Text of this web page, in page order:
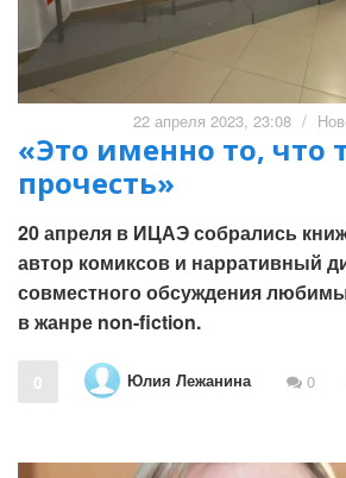
22 апреля 2023, 23:08 /
«Это именно то, что
прочесть»
20 апреля в ИЦАЭ собрались
автор комиксов и нарративный
совместного обсуждения
в жанре non-fiction.
0 Юлия Лежанина 0